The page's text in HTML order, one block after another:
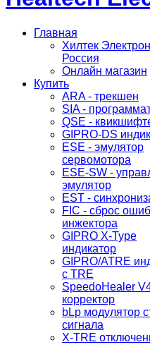
Главная
Хилтек
Россия
Онлайн магазин
Купить
ARA - трекшен
SIA -
QSE -
GIPRO-DS
ESE - эмулятор
сервомотора
ESE-SW -
эмулятор
EST -
FIC - сброс
инжектора
GIPRO X-Type
индикатор
GIPRO/ATRE
с TRE
SpeedoHealer
корректор
bLp модулятор
сигнала
X-TRE